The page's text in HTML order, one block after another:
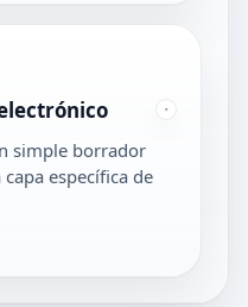
simple borrador
específica de